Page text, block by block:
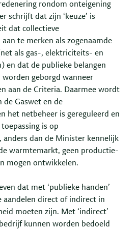
rondom onteigening
schrijft dat zijn ‘keuze’ is
dat collectieve
te merken als zogenaamde
als gas-, elektriciteits- en
en dat de publieke belangen
geborgd wanneer
aan de Criteria. Daarmee wordt
de Gaswet en de
het netbeheer is gereguleerd en
is op
anders dan de Minister kennelijk
warmtemarkt, geen productie-
mogen ontwikkelen.
dat met ‘publieke handen’
direct of indirect in
moeten zijn. Met ‘indirect’
kunnen worden bedoeld